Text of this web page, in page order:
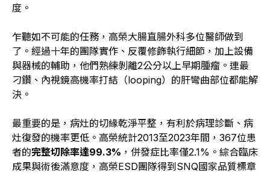
度。
乍聽如不可能的任務，高榮大腸直腸外科多位醫師做到
了。經過十年的團隊實作、反覆修飾執行細節，加上設備
與器械的輔助，他們熟練剝離2公分以上早期腫瘤。連最
刁鑽、內視鏡高機率打結（looping）的肝彎曲部位都能解
決。
最重要的是，病灶的切緣乾淨平整，有利於病理診斷、病
灶復發的機率更低。高榮統計2013至2023年間，367位患
者的完整切除率達99.3% ，併發症比率僅2.1%。綜合臨床
成果與術後滿意度，高榮ESD團隊得到SNQ國家品質標章